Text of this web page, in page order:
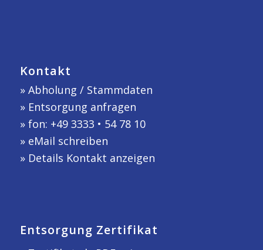
Kontakt
» Abholung / Stammdaten
» Entsorgung anfragen
» fon: +49 3333 • 54 78 10
» eMail schreiben
» Details Kontakt anzeigen
Entsorgung Zertifikat